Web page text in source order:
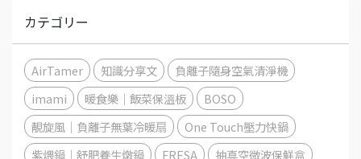
カテゴリー
AirTamer 知識分享文
負離子隨身空氣清淨機
imami
暖食樂｜飯菜保溫板
BOSO
靚旋風｜負離子無葉冷暖扇
One Touch壓力快鍋
紫煨鍋｜舒肥養生燉鍋
FRESA
抽真空微波保鮮盒